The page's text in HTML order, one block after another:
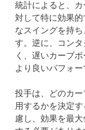
統計によると、
対して特に効果
なスイングを持
す。逆に、コン
く、遅いカーブ
より良いパフォー
投手は、どのカ
用するかを決定
慮し、効果を最